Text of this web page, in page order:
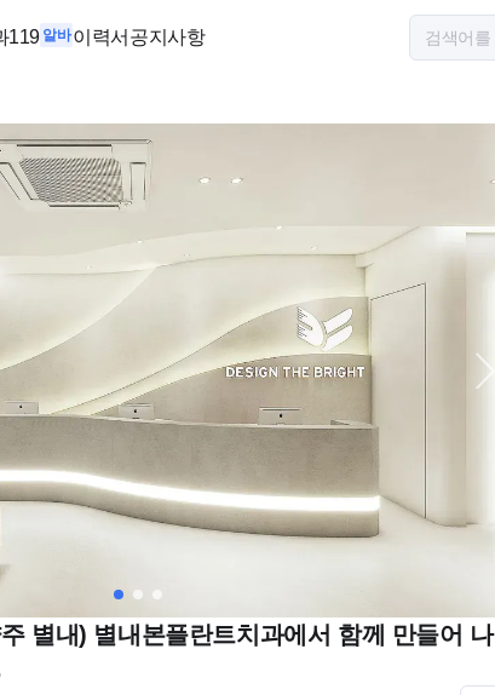
119 알바이력서 공지사항
별내) 별내본플란트치과에서 함께 만들어 나